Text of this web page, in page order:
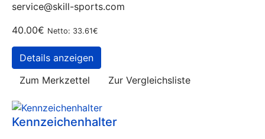
service@skill-sports.com
40.00€ Netto: 33.61€
Details anzeigen
Zum Merkzettel
Zur Vergleichsliste
Kennzeichenhalter